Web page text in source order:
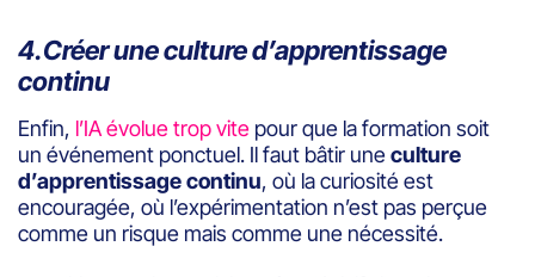
4.Créer une culture d’apprentissage
continu
Enfin, l’IA évolue trop vite pour que la formation soit
un événement ponctuel. Il faut bâtir uneculture
d’apprentissage continu, où la curiosité est
encouragée, où l’expérimentation n’est pas perçue
comme un risque mais comme une nécessité.